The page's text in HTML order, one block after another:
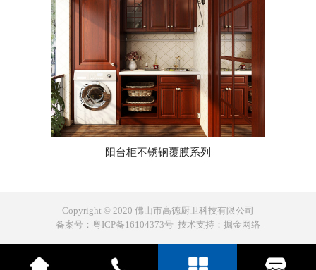
阳台柜不锈钢覆膜系列
Copyright © 2020 佛山市高德厨卫科技有限公司
备案号： 粤ICP备16104373号 技术支持： 掘金网络